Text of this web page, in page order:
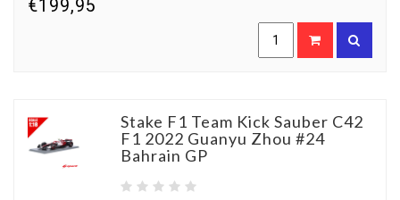
€199,95
Stake F1 Team Kick Sauber C42
F1 2022 Guanyu Zhou #24
Bahrain GP